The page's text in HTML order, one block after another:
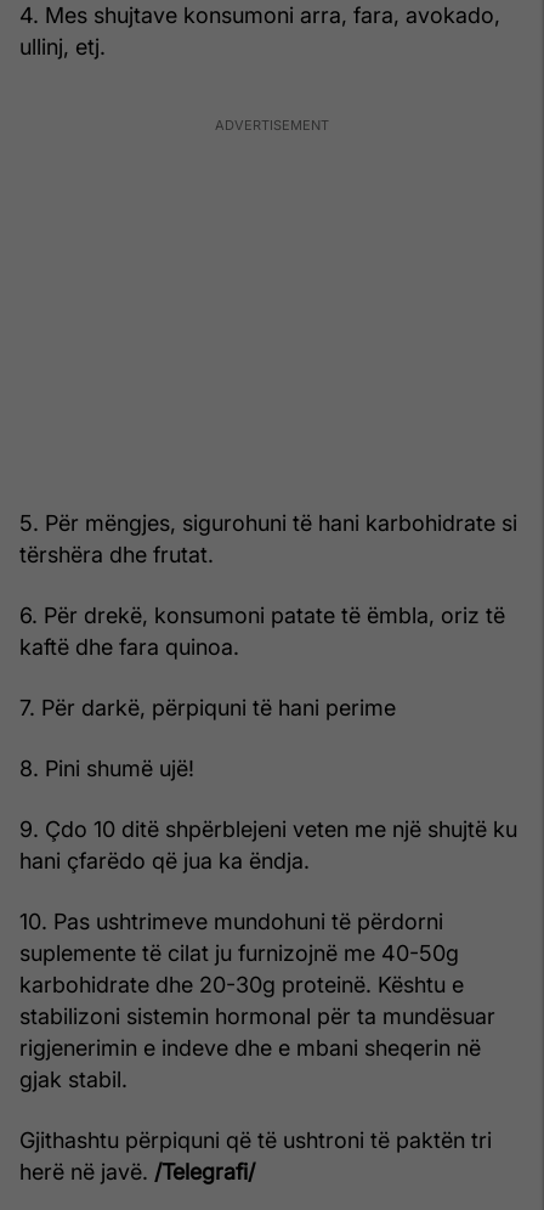
4. Mes shujtave konsumoni arra, fara, avokado,
ullinj, etj.
5. Për mëngjes, sigurohuni të hani karbohidrate si
tërshëra dhe frutat.
6. Për drekë, konsumoni patate të ëmbla, oriz të
kaftë dhe fara quinoa.
7. Për darkë, përpiquni të hani perime
8. Pini shumë ujë!
9. Çdo 10 ditë shpërblejeni veten me një shujtë ku
hani çfarëdo që jua ka ëndja.
10. Pas ushtrimeve mundohuni të përdorni
suplemente të cilat ju furnizojnë me 40-50g
karbohidrate dhe 20-30g proteinë. Kështu e
stabilizoni sistemin hormonal për ta mundësuar
rigjenerimin e indeve dhe e mbani sheqerin në
gjak stabil.
Gjithashtu përpiquni që të ushtroni të paktën tri
herë në javë. /Telegrafi/